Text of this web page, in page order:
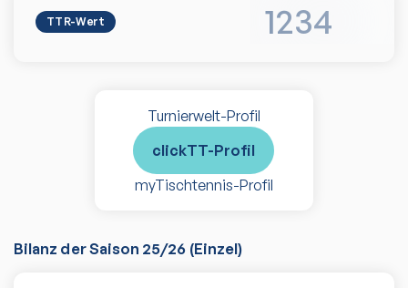
TTR-Wert 1234
Turnierwelt-Profil
clickTT-Profil
myTischtennis-Profil
Bilanz der Saison 25/26 (Einzel)